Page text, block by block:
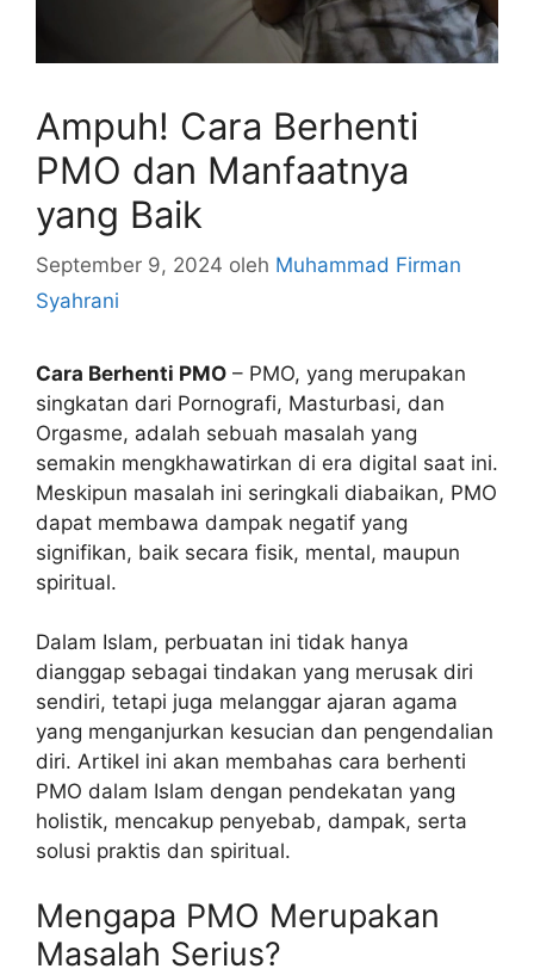
Ampuh! Cara Berhenti
PMO dan Manfaatnya
yang Baik
September 9, 2024 oleh Muhammad Firman
Syahrani
Cara Berhenti PMO – PMO, yang merupakan
singkatan dari Pornografi, Masturbasi, dan
Orgasme, adalah sebuah masalah yang
semakin mengkhawatirkan di era digital saat ini.
Meskipun masalah ini seringkali diabaikan, PMO
dapat membawa dampak negatif yang
signifikan, baik secara fisik, mental, maupun
spiritual.
Dalam Islam, perbuatan ini tidak hanya
dianggap sebagai tindakan yang merusak diri
sendiri, tetapi juga melanggar ajaran agama
yang menganjurkan kesucian dan pengendalian
diri. Artikel ini akan membahas cara berhenti
PMO dalam Islam dengan pendekatan yang
holistik, mencakup penyebab, dampak, serta
solusi praktis dan spiritual.
Mengapa PMO Merupakan
Masalah Serius?